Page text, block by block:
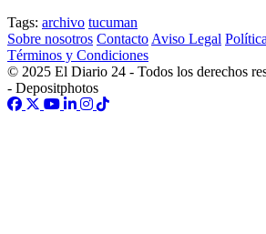
Tags: archivo tucuman
Sobre nosotros Contacto Aviso Legal
Términos y Condiciones
© 2025 El Diario 24 - Todos los derechos
- Depositphotos